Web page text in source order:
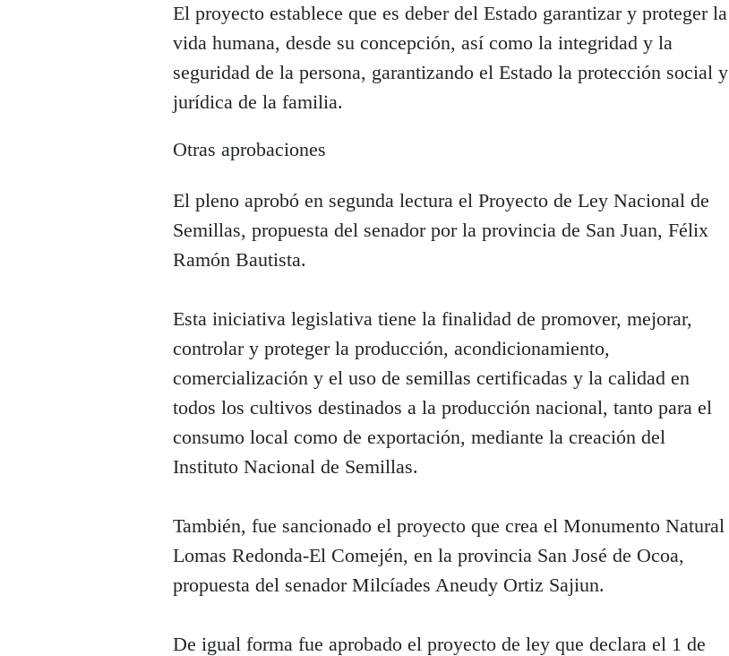
El proyecto establece que es deber del Estado garantizar y proteger la
vida humana, desde su concepción, así como la integridad y la
seguridad de la persona, garantizando el Estado la protección social y
jurídica de la familia.
Otras aprobaciones
El pleno aprobó en segunda lectura el Proyecto de Ley Nacional de
Semillas, propuesta del senador por la provincia de San Juan, Félix
Ramón Bautista.
Esta iniciativa legislativa tiene la finalidad de promover, mejorar,
controlar y proteger la producción, acondicionamiento,
comercialización y el uso de semillas certificadas y la calidad en
todos los cultivos destinados a la producción nacional, tanto para el
consumo local como de exportación, mediante la creación del
Instituto Nacional de Semillas.
También, fue sancionado el proyecto que crea el Monumento Natural
Lomas Redonda-El Comején, en la provincia San José de Ocoa,
propuesta del senador Milcíades Aneudy Ortiz Sajiun.
De igual forma fue aprobado el proyecto de ley que declara el 1 de